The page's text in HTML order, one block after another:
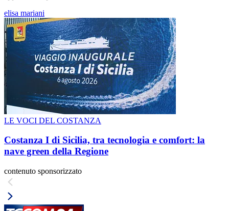
elisa mariani
LE VOCI DEL COSTANZA
Costanza I di Sicilia, tra tecnologia e comfort: la
nave green della Regione
contenuto sponsorizzato